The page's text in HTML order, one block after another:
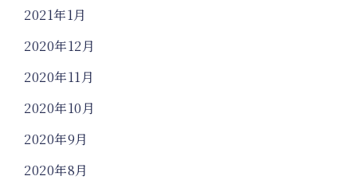
2021年1月
2020年12月
2020年11月
2020年10月
2020年9月
2020年8月